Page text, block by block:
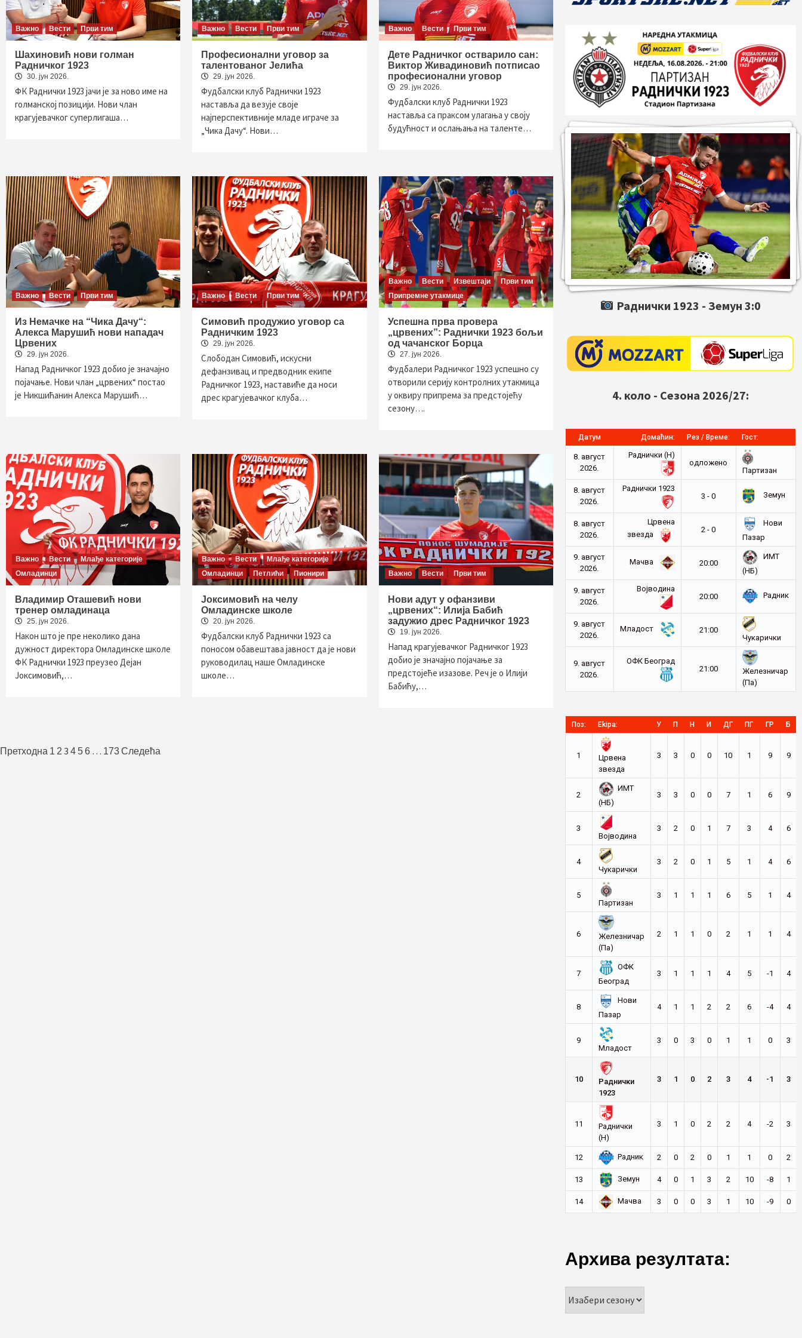
4
Први тим
положио оружје у Новом
Пазару
Важно Вести Први тим
Шахиновић нови голман
Радничког 1923
30. јун 2026.
ФК Раднички 1923 јачи је за ново име на
голманској позицији. Нови члан
крагујевачког суперлигаша…
Важно Вести Први тим
Професионални уговор за
талентованог Јелића
29. јун 2026.
Фудбалски клуб Раднички 1923
наставља да везује своје
најперспективније младе играче за
„Чика Дачу“. Нови…
Важно Вести Први тим
Дете Радничког остварило сан:
Виктор Живадиновић потписао
професионални уговор
29. јун 2026.
Фудбалски клуб Раднички 1923
наставља са праксом улагања у своју
будућност и ослањања на таленте…
Важно Вести Први тим
Из Немачке на “Чика Дачу“:
Алекса Марушић нови нападач
Црвених
29. јун 2026.
Напад Радничког 1923 добио је значајно
појачање. Нови члан „црвених“ постао
је Никшићанин Алекса Марушић…
Важно Вести Први тим
Симовић продужио уговор са
Радничким 1923
29. јун 2026.
Слободан Симовић, искусни
дефанзивац и предводник екипе
Радничког 1923, наставиће да носи
дрес крагујевачког клуба…
Важно Вести Извештаји
Први тим
Припремне утакмице
Успешна прва провера
„црвених”: Раднички 1923 бољи
од чачанског Борца
27. јун 2026.
Фудбалери Радничког 1923 успешно су
отворили серију контролних утакмица
у оквиру припрема за предстојећу
сезону….
Важно Вести
Млађе категорије
Омладинци
Владимир Оташевић нови
тренер омладинаца
25. јун 2026.
Након што је пре неколико дана
дужност директора Омладинске школе
ФК Раднички 1923 преузео Дејан
Јоксимовић,…
Важно Вести
Млађе категорије
Омладинци
Петлићи Пионири
Јоксимовић на челу
Омладинске школе
20. јун 2026.
Фудбалски клуб Раднички 1923 са
поносом обавештава јавност да је нови
руководилац наше Омладинске
школе…
Важно Вести Први тим
Нови адут у офанзиви
„црвених“: Илија Бабић
задужио дрес Радничког 1923
19. јун 2026.
Напад крагујевачког Радничког 1923
добио је значајно појачање за
предстојеће изазове. Реч је о Илији
Бабићу,…
Пагинација
Претходна 1 2 3 4 56 … 173Следећа
Раднички 1923 - Земун 3:0
4. коло - Сезона 2026/27:
Датум Домаћин: Рез / Време: Гост:
8. август
2026.
Раднички (Н)
oдложено
Партизан
8. август
2026.
Раднички 1923
3 - 0
Земун
8. август
2026.
Црвена
звезда
2 - 0
Нови
Пазар
9. август
2026.
Мачва 20:00
ИМТ
(НБ)
9. август
2026.
Војводина
20:00
Радник
9. август
2026.
Младост
21:00
Чукарички
9. август
2026.
ОФК Београд
21:00
Железничар
(Па)
Поз: Ekipa: У П Н И ДГ ПГ ГР Б
1
Црвена
звезда
3 3 0 0 10 1 9 9
2
ИМТ
(НБ)
3 3 0 0 7 1 6 9
3
Војводина
3 2 0 1 7 3 4 6
4
Чукарички
3 2 0 1 5 1 4 6
5
Партизан
3 1 1 1 6 5 1 4
6
Железничар
(Па)
2 1 1 0 2 1 1 4
7
ОФК
Београд
3 1 1 1 4 5 -1 4
8
Нови
Пазар
4 1 1 2 2 6 -4 4
9
Младост
3 0 3 0 1 1 0 3
10
Раднички
1923
3 1 0 2 3 4 -1 3
11
Раднички
(Н)
3 1 0 2 2 4 -2 3
12 Радник 2 0 2 0 1 1 0 2
13 Земун 4 0 1 3 2 10 -8 1
14 Мачва 3 0 0 3 1 10 -9 0
Архива резултата: